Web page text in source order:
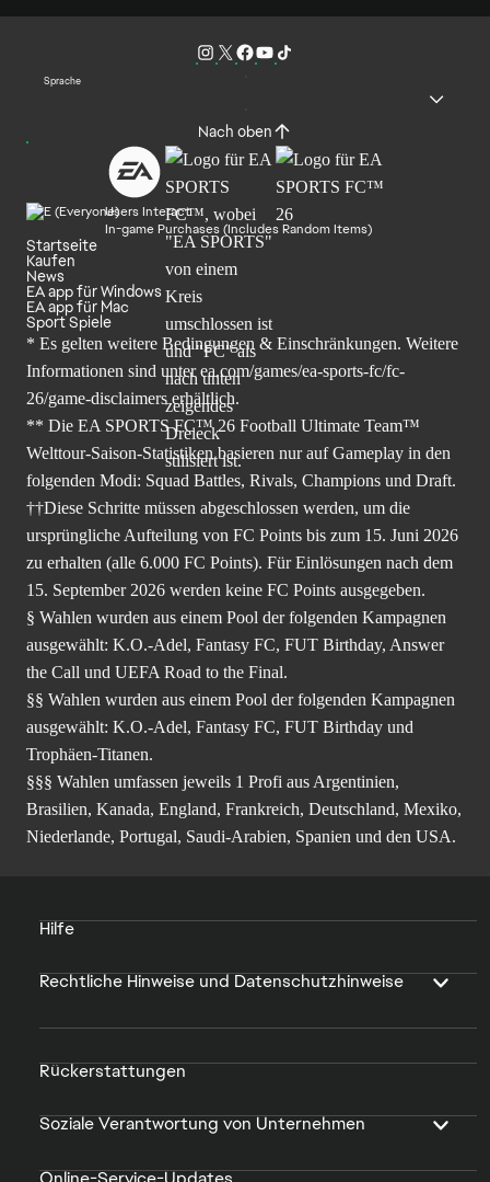
Sprache
Nach oben
Users Interact
In-game Purchases (Includes Random Items)
Startseite
Kaufen
News
EA app für Windows
EA app für Mac
Sport Spiele
* Es gelten weitere Bedingungen & Einschränkungen. Weitere
Informationen sind unterea.com/games/ea-sports-fc/fc-
26/game-disclaimers erhältlich.
** Die EA SPORTS FC™ 26 Football Ultimate Team™
Welttour-Saison-Statistiken basieren nur auf Gameplay in den
folgenden Modi: Squad Battles, Rivals, Champions und Draft.
††Diese Schritte müssen abgeschlossen werden, um die
ursprüngliche Aufteilung von FC Points bis zum 15. Juni 2026
zu erhalten (alle 6.000 FC Points). Für Einlösungen nach dem
15. September 2026 werden keine FC Points ausgegeben.
§ Wahlen wurden aus einem Pool der folgenden Kampagnen
ausgewählt: K.O.-Adel, Fantasy FC, FUT Birthday, Answer
the Call und UEFA Road to the Final.
§§ Wahlen wurden aus einem Pool der folgenden Kampagnen
ausgewählt: K.O.-Adel, Fantasy FC, FUT Birthday und
Trophäen-Titanen.
§§§ Wahlen umfassen jeweils 1 Profi aus Argentinien,
Brasilien, Kanada, England, Frankreich, Deutschland, Mexiko,
Niederlande, Portugal, Saudi-Arabien, Spanien und den USA.
Hilfe
Rechtliche Hinweise und Datenschutzhinweise
Rückerstattungen
Soziale Verantwortung von Unternehmen